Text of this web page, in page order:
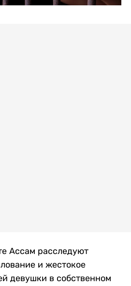
Ассам расследуют
и жестокое
девушки в собственном